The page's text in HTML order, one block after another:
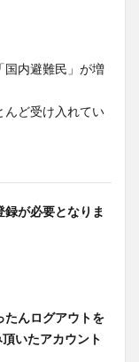
国内避難民」が増
んど受け入れてい
が必要となりま
たんログアウトを
いたアカウント